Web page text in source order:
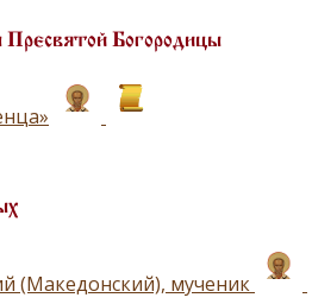
Богородицы
(Македонский), мученик